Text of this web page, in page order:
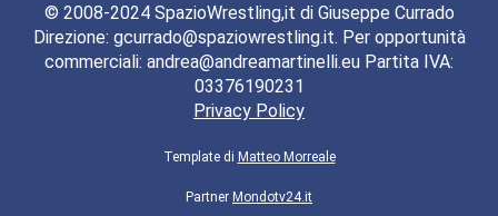
© 2008-2024 SpazioWrestling,it di Giuseppe Currado
Direzione: gcurrado@spaziowrestling.it. Per opportunità
commerciali: andrea@andreamartinelli.eu Partita IVA:
03376190231
Privacy Policy
Template di Matteo Morreale
Partner Mondotv24.it